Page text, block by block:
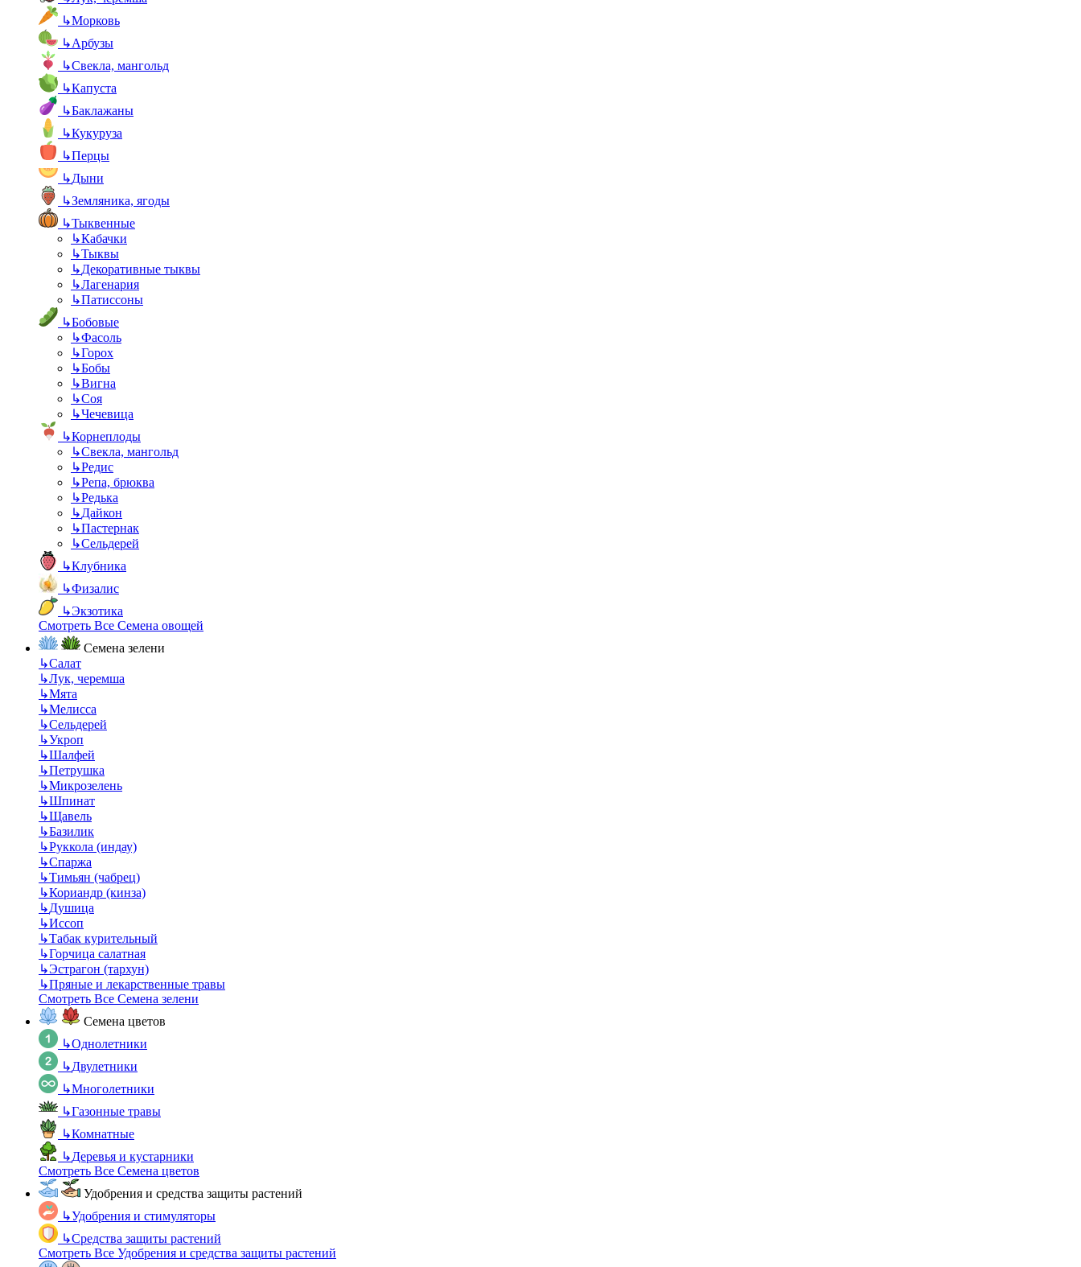
↳Морковь
↳Арбузы
↳Свекла, мангольд
↳Капуста
↳Баклажаны
↳Кукуруза
↳Перцы
↳Дыни
↳Земляника, ягоды
↳Тыквенные
↳Кабачки
↳Тыквы
↳Декоративные тыквы
↳Лагенария
↳Патиссоны
↳Бобовые
↳Фасоль
↳Горох
↳Бобы
↳Вигна
↳Соя
↳Чечевица
↳Корнеплоды
↳Свекла, мангольд
↳Редис
↳Репа, брюква
↳Редька
↳Дайкон
↳Пастернак
↳Сельдерей
↳Клубника
↳Физалис
↳Экзотика
Смотреть Все Семена овощей
Семена зелени
↳Салат
↳Лук, черемша
↳Мята
↳Мелисса
↳Сельдерей
↳Укроп
↳Шалфей
↳Петрушка
↳Микрозелень
↳Шпинат
↳Щавель
↳Базилик
↳Руккола (индау)
↳Спаржа
↳Тимьян (чабрец)
↳Кориандр (кинза)
↳Душица
↳Иссоп
↳Табак курительный
↳Горчица салатная
↳Эстрагон (тархун)
↳Пряные и лекарственные травы
Смотреть Все Семена зелени
Семена цветов
↳Однолетники
↳Двулетники
↳Многолетники
↳Газонные травы
↳Комнатные
↳Деревья и кустарники
Смотреть Все Семена цветов
Удобрения и средства защиты растений
↳Удобрения и стимуляторы
↳Средства защиты растений
Смотреть Все Удобрения и средства защиты растений